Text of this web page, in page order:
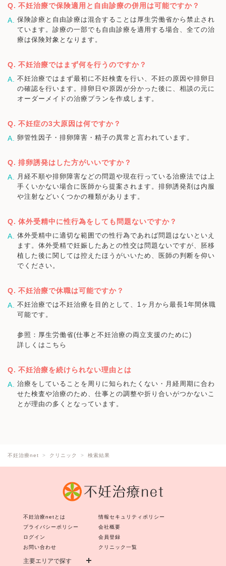
不妊治療で保険適用と自由診療の併用は可能ですか？
保険診療と自由診療は混合することは厚生労働省から禁止され
ています。診療の一部でも自由診療を適用する場合、全ての治
療は保険対象となります。
不妊治療ではまず何を行うのですか？
不妊治療ではまず最初に不妊検査を行い、不妊の原因や排卵日
の確認を行います。排卵日や原因が分かった後に、相談の元に
オーダーメイドの治療プランを作成します。
不妊症の3大原因は何ですか？
卵管性因子・排卵障害・精子の異常と言われています。
排卵誘発はした方がいいですか？
月経不順や排卵障害などの問題や現在行っている治療法では上
手くいかない場合に医師から提案されます。排卵誘発剤は内服
や注射などいくつかの種類があります。
体外受精中に性行為をしても問題ないですか？
体外受精中に適切な範囲での性行為であれば問題はないといえ
ます。体外受精で妊娠したあとの性交は問題ないですが、胚移
植した後に関しては控えたほうがいいため、医師の判断を仰い
でください。
不妊治療で休職は可能ですか？
不妊治療では不妊治療を目的として、1ヶ月から最長1年間休職
可能です。
参照：厚生労働省(仕事と不妊治療の両立支援のために)
詳しくはこちら
不妊治療を続けられない理由とは
治療をしていることを周りに知られたくない・月経周期に合わ
せた検査や治療のため、仕事との調整や折り合いがつかないこ
とが理由の多くとなっています。
不妊治療net クリニック 検索結果
不妊治療netとは
情報セキュリティポリシー
プライバシーポリシー
会社概要
ログイン
会員登録
お問い合わせ
クリニック一覧
主要エリアで探す